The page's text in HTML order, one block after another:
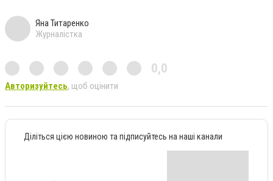
Яна Титаренко
Журналістка
0,0
Авторизуйтесь, щоб оцінити
Діліться цією новиною та підписуйтесь на наші канали